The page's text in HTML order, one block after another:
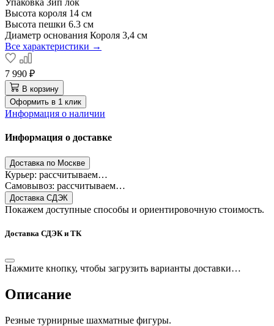
Упаковка Зип лок
Высота короля 14 см
Высота пешки 6.3 см
Диаметр основания Короля 3,4 см
Все характеристики →
7 990 ₽
В корзину
Оформить в 1 клик
Информация о наличии
Информация о доставке
Доставка по Москве
Курьер: рассчитываем…
Самовывоз: рассчитываем…
Доставка СДЭК
Покажем доступные способы и ориентировочную стоимость.
Доставка СДЭК и ТК
Нажмите кнопку, чтобы загрузить варианты доставки…
Описание
Резные турнирные шахматные фигуры.